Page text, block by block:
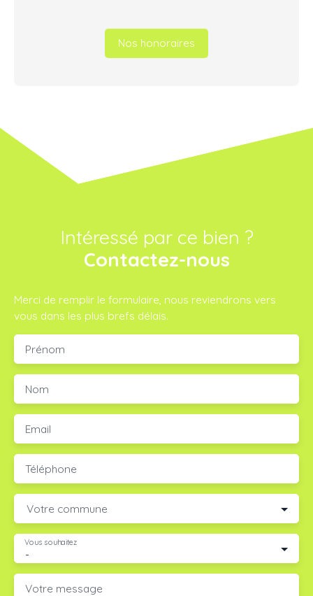
Nos honoraires
Intéressé par ce bien ?
Contactez-nous
Merci de remplir le formulaire, nous reviendrons vers
vous dans les plus brefs délais.
Prénom
Nom
Email
Téléphone
Votre commune
-
Vous souhaitez
Votre message